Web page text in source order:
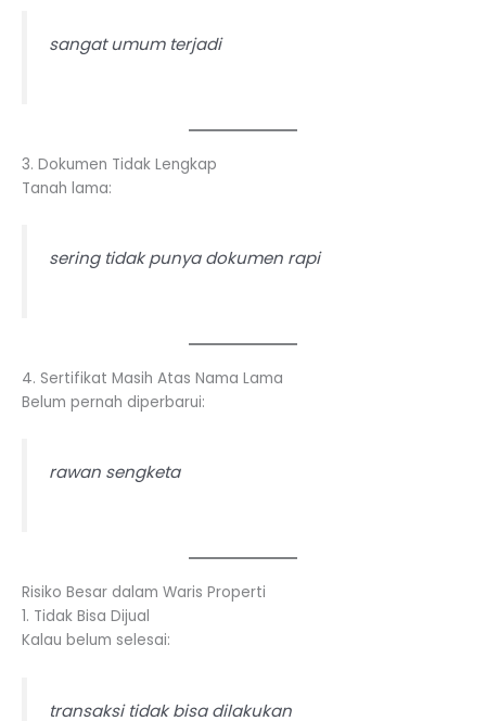
sangat umum terjadi
3. Dokumen Tidak Lengkap
Tanah lama:
sering tidak punya dokumen rapi
4. Sertifikat Masih Atas Nama Lama
Belum pernah diperbarui:
rawan sengketa
Risiko Besar dalam Waris Properti
1. Tidak Bisa Dijual
Kalau belum selesai:
transaksi tidak bisa dilakukan